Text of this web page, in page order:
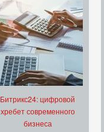
Битрикс24: цифровой
хребет современного
бизнеса